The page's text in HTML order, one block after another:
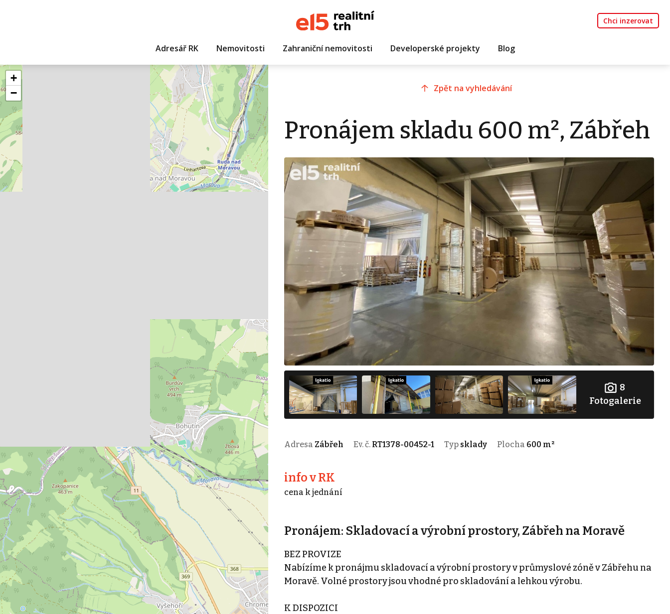
Chci inzerovat
Adresář RK Nemovitosti Zahraniční nemovitosti Developerské projekty Blog
+
−
Zpět na vyhledávání
Pronájem skladu 600 m², Zábřeh
8
Fotogalerie
Adresa Zábřeh Ev. č. RT1378-00452-1 Typ sklady Plocha 600 m²
info v RK
cena k jednání
Pronájem: Skladovací a výrobní prostory, Zábřeh na Moravě
BEZ PROVIZE
Nabízíme k pronájmu skladovací a výrobní prostory v průmyslové zóně v Zábřehu na
Moravě. Volné prostory jsou vhodné pro skladování a lehkou výrobu.
K DISPOZICI